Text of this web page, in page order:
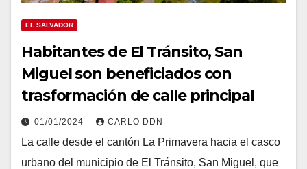
EL SALVADOR
Habitantes de El Tránsito, San
Miguel son beneficiados con
trasformación de calle principal
01/01/2024 CARLO DDN
La calle desde el cantón La Primavera hacia el casco
urbano del municipio de El Tránsito, San Miguel, que